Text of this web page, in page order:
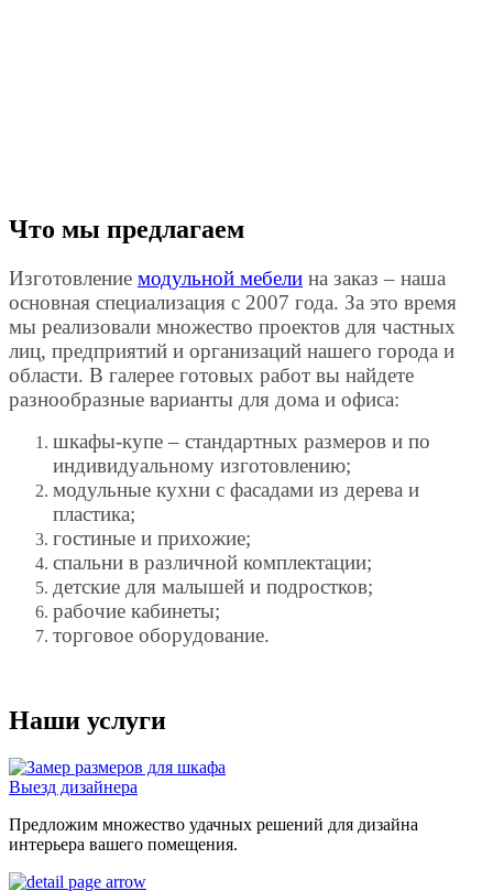
Что мы предлагаем
Изготовление модульной мебели на заказ – наша
основная специализация с 2007 года. За это время
мы реализовали множество проектов для частных
лиц, предприятий и организаций нашего города и
области. В галерее готовых работ вы найдете
разнообразные варианты для дома и офиса:
шкафы-купе – стандартных размеров и по
индивидуальному изготовлению;
модульные кухни с фасадами из дерева и
пластика;
гостиные и прихожие;
спальни в различной комплектации;
детские для малышей и подростков;
рабочие кабинеты;
торговое оборудование.
Наши услуги
Выезд дизайнера
Предложим множество удачных решений для дизайна
интерьера вашего помещения.